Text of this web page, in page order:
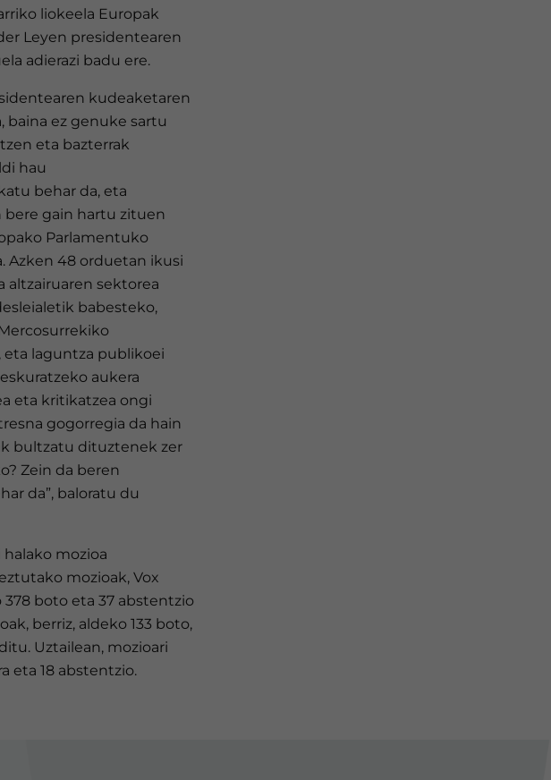
liokeela Europak
Leyen presidentearen
adierazi badu ere.
kudeaketaren
baina ez genuke sartu
eta bazterrak
hau
behar da, eta
bere gain hartu zituen
Parlamentuko
Azken 48 orduetan ikusi
sektorea
babesteko,
eta laguntza publikoei
aukera
eta kritikatzea ongi
gogorregia da hain
bultzatu dituztenek zer
Zein da beren
da”, baloratu du
mozioa
mozioak, Vox
378 boto eta 37 abstentzio
berriz, aldeko 133 boto,
Uztailean, mozioari
eta 18 abstentzio.